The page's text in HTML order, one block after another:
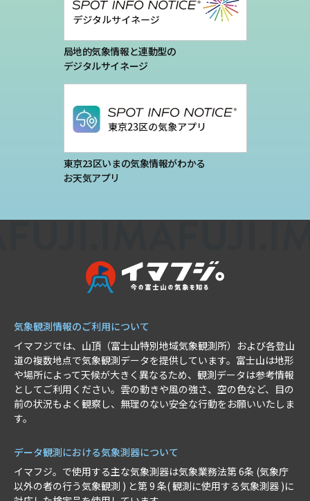
運営会社
局地的気象情報と連動型の
デジタルサイネージ
東京23区いまの気象情報がわかる
お天気アプリ
気象観測情報のご利用について
イマフジでは、山頂（富士山特別地域気象観測所）および各登山
道の複数地点で気象観測データを提供しています。富士山は地形
や場所によって天候が大きく異なるため、観測データは参考情報
としてご利用ください。雲の動きや風の強さ、空の色など、目の
前の状況もよく観察し、無理のない安全な行動をお願いいたしま
す。
データ観測における気象測器について
イマフジ。で使用する主な気象測器は気象業務法第 6条 (気象庁
以外の者の行う気象観測 ) と第 9 条( 観測に使用する気象測器 )に